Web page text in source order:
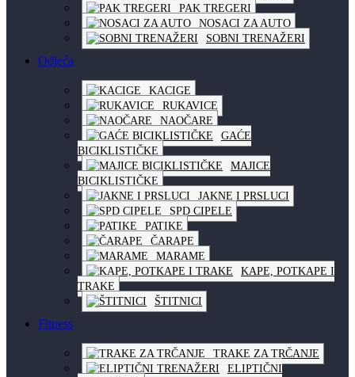
PAK TREGERI
NOSACI ZA AUTO
SOBNI TRENAŽERI
Odjeća
KACIGE
RUKAVICE
NAOČARE
GAĆE
BICIKLISTIČKE
MAJICE
BICIKLISTIČKE
JAKNE I PRSLUCI
SPD CIPELE
PATIKE
ČARAPE
MARAME
KAPE, POTKAPE I
TRAKE
ŠTITNICI
Fitness
TRAKE ZA TRČANJE
ELIPTIČNI